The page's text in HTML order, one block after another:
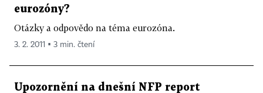
eurozóny?
Otázky a odpovědo na téma eurozóna.
3. 2. 2011 ▪ 3 min. čtení
Upozornění na dnešní NFP report